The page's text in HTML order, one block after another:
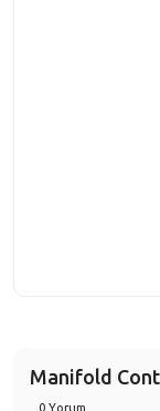
Manifold
0 Yorum